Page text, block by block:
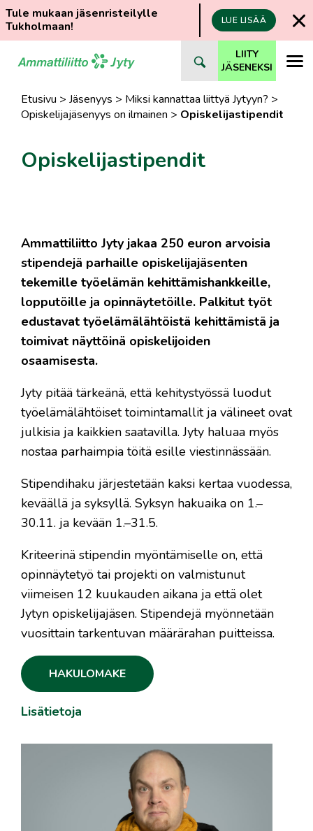
Tule mukaan jäsenristeilylle
Tukholmaan!
LUE LISÄÄ
suoraan
LIITY
JÄSENEKSI
Etusivu > Jäsenyys > Miksi kannattaa liittyä Jytyyn? >
Opiskelijajäsenyys on ilmainen > Opiskelijastipendit
Opiskelijastipendit
Ammattiliitto Jyty jakaa 250 euron arvoisia
stipendejä parhaille opiskelijajäsenten
tekemille työelämän kehittämishankkeille,
lopputöille ja opinnäytetöille. Palkitut työt
edustavat työelämälähtöistä kehittämistä ja
toimivat näyttöinä opiskelijoiden
osaamisesta.
Jyty pitää tärkeänä, että kehitystyössä luodut
työelämälähtöiset toimintamallit ja välineet ovat
julkisia ja kaikkien saatavilla. Jyty haluaa myös
nostaa parhaimpia töitä esille viestinnässään.
Stipendihaku järjestetään kaksi kertaa vuodessa,
keväällä ja syksyllä. Syksyn hakuaika on 1.–
30.11. ja kevään 1.–31.5.
Kriteerinä stipendin myöntämiselle on, että
opinnäytetyö tai projekti on valmistunut
viimeisen 12 kuukauden aikana ja että olet
Jytyn opiskelijajäsen. Stipendejä myönnetään
vuosittain tarkentuvan määrärahan puitteissa.
HAKULOMAKE
Lisätietoja